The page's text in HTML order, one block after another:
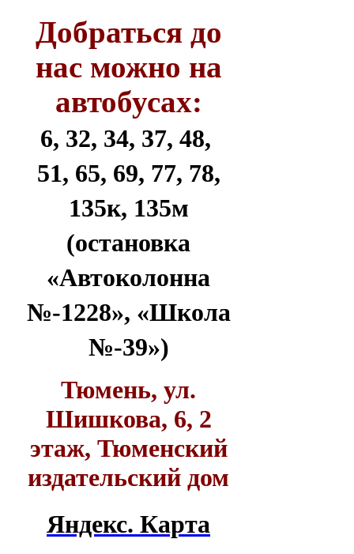
Добраться до
нас можно на
автобусах:
6, 32, 34, 37, 48,
51, 65, 69, 77, 78,
135к, 135м
(остановка
«Автоколонна
№-1228», «Школа
№-39»)
Тюмень, ул.
Шишкова, 6, 2
этаж, Тюменский
издательский дом
Яндекс. Карта